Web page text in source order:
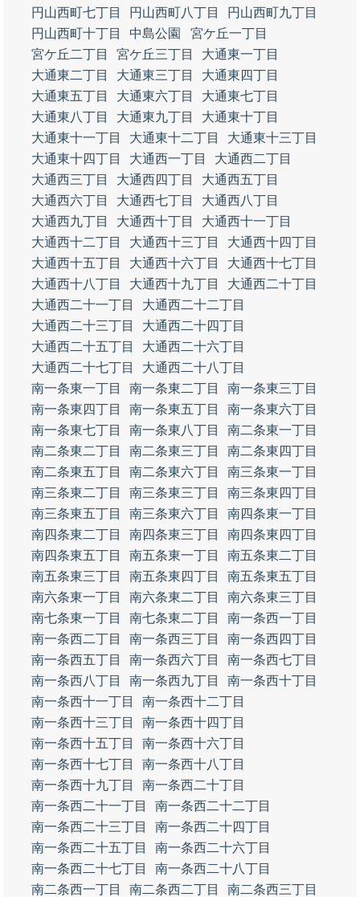
円山西町七丁目
円山西町八丁目
円山西町九丁目
円山西町十丁目
中島公園
宮ケ丘一丁目
宮ケ丘二丁目
宮ケ丘三丁目
大通東一丁目
大通東二丁目
大通東三丁目
大通東四丁目
大通東五丁目
大通東六丁目
大通東七丁目
大通東八丁目
大通東九丁目
大通東十丁目
大通東十一丁目
大通東十二丁目
大通東十三丁目
大通東十四丁目
大通西一丁目
大通西二丁目
大通西三丁目
大通西四丁目
大通西五丁目
大通西六丁目
大通西七丁目
大通西八丁目
大通西九丁目
大通西十丁目
大通西十一丁目
大通西十二丁目
大通西十三丁目
大通西十四丁目
大通西十五丁目
大通西十六丁目
大通西十七丁目
大通西十八丁目
大通西十九丁目
大通西二十丁目
大通西二十一丁目
大通西二十二丁目
大通西二十三丁目
大通西二十四丁目
大通西二十五丁目
大通西二十六丁目
大通西二十七丁目
大通西二十八丁目
南一条東一丁目
南一条東二丁目
南一条東三丁目
南一条東四丁目
南一条東五丁目
南一条東六丁目
南一条東七丁目
南一条東八丁目
南二条東一丁目
南二条東二丁目
南二条東三丁目
南二条東四丁目
南二条東五丁目
南二条東六丁目
南三条東一丁目
南三条東二丁目
南三条東三丁目
南三条東四丁目
南三条東五丁目
南三条東六丁目
南四条東一丁目
南四条東二丁目
南四条東三丁目
南四条東四丁目
南四条東五丁目
南五条東一丁目
南五条東二丁目
南五条東三丁目
南五条東四丁目
南五条東五丁目
南六条東一丁目
南六条東二丁目
南六条東三丁目
南七条東一丁目
南七条東二丁目
南一条西一丁目
南一条西二丁目
南一条西三丁目
南一条西四丁目
南一条西五丁目
南一条西六丁目
南一条西七丁目
南一条西八丁目
南一条西九丁目
南一条西十丁目
南一条西十一丁目
南一条西十二丁目
南一条西十三丁目
南一条西十四丁目
南一条西十五丁目
南一条西十六丁目
南一条西十七丁目
南一条西十八丁目
南一条西十九丁目
南一条西二十丁目
南一条西二十一丁目
南一条西二十二丁目
南一条西二十三丁目
南一条西二十四丁目
南一条西二十五丁目
南一条西二十六丁目
南一条西二十七丁目
南一条西二十八丁目
南二条西一丁目
南二条西二丁目
南二条西三丁目